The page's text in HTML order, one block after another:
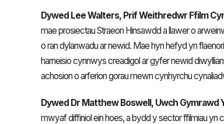
Dywed Lee Walters, Prif Weithredwr Ffilm
mae prosiectau Straeon Hinsawdd a llawer o
o ran dylanwadu ar newid. Mae hyn hefyd yn
harneisio cynnwys creadigol ar gyfer newid
achosion o arferion gorau mewn cynhyrchu
Dywed Dr Matthew Boswell, Uwch Gymrawd
mwyaf diffiniol ein hoes, a bydd y sector ffilmiau yn